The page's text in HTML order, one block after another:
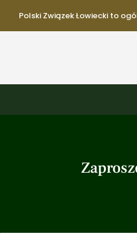
Polski Związek Łowiecki to